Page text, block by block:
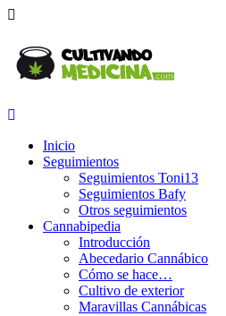
Inicio
Seguimientos
Seguimientos Toni13
Seguimientos Bafy
Otros seguimientos
Cannabipedia
Introducción
Abecedario Cannábico
Cómo se hace…
Cultivo de exterior
Maravillas Cannábicas